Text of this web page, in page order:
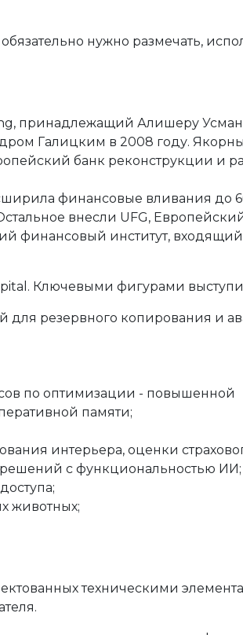
нужно размечать,
принадлежащий Алишеру
Галицким в 2008 году.
банк реконструкции и
финансовые вливания до
внесли UFG,
финансовый институт, входящий
Ключевыми фигурами
для резервного копирования и
по оптимизации - повышенной
памяти;
интерьера, оценки
решений с функциональностью ИИ;
животных;
техническими